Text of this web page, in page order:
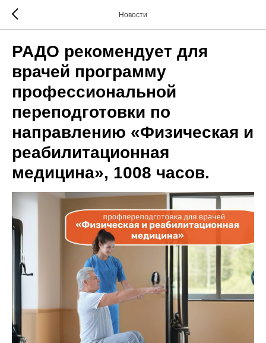
Новости
РАДО рекомендует для
врачей программу
профессиональной
переподготовки по
направлению «Физическая и
реабилитационная
медицина», 1008 часов.